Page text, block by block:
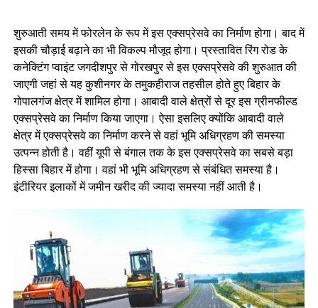
शुरुआती समय में फोरलेन के रूप में इस एक्सप्रेसवे का निर्माण होगा। बाद में
इसकी चौड़ाई बढ़ाने का भी विकल्प मौजूद होगा। प्रस्तावित रिंग रोड के
कनेक्टिंग प्वाइंट जगदीशपुर से गोरखपुर से इस एक्सप्रेसवे की शुरुआत की
जाएगी जहां से यह कुशीनगर के तमुकहीराज तहसील होते हुए बिहार के
गोपालगंज क्षेत्र में शामिल होगा। आबादी वाले क्षेत्रों से दूर इस ग्रीनफील्ड
एक्सप्रेसवे का निर्माण किया जाएगा। ऐसा इसलिए क्योंकि आबादी वाले
क्षेत्र में एक्सप्रेसवे का निर्माण करने से वहां भूमि अधिग्रहण की समस्या
उत्पन्न होती है। वहीं यूपी से बंगाल तक के इस एक्सप्रेसवे का सबसे बड़ा
हिस्सा बिहार में होगा। वहां भी भूमि अधिग्रहण से संबंधित समस्या है।
इंटीरियर इलाकों में जमीन खरीद की ज्यादा समस्या नहीं आती है।